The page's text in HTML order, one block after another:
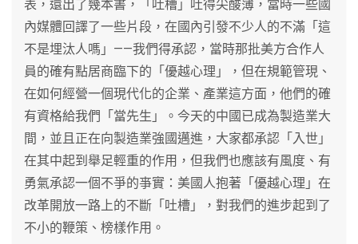
表，還出了幾本書，「吐槽」吐得尖酸薄，當時一些國
內媒體回譯了一些片段，在國內引發不少人的不滿「這
不是埋汰人嗎」——我們得承認，當時那批美方合作人
員的確有點居商臨下的「優越心理」，但在規範管現、
在如何經營一個現代化的企業、產業這方面，他們的確
有資格給我們「當先生」。今天的中國已成為製造業大
間，並且正在向製造業強國邁進，大家都承認「入世」
在其中起到舉足輕重的作用，但我們也應該有風度、有
勇氣承認一個不爭的亊實：美國人抱著「優越心理」在
改革開放一路上的不斷「吐槽」，對我們的進步起到了
不小的鞭策、榜樣作用。